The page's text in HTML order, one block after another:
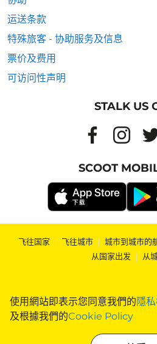
使用網站即表示您同意我們的隱
及根據我們的Cookie Policy
运送条款
特殊旅客 - 协助服务及信息
票价及费用
可访问性声明
STALK US
SCOOT
飞往国家 | 飞往城市 | 城市到城市的
从国家出发 | 从